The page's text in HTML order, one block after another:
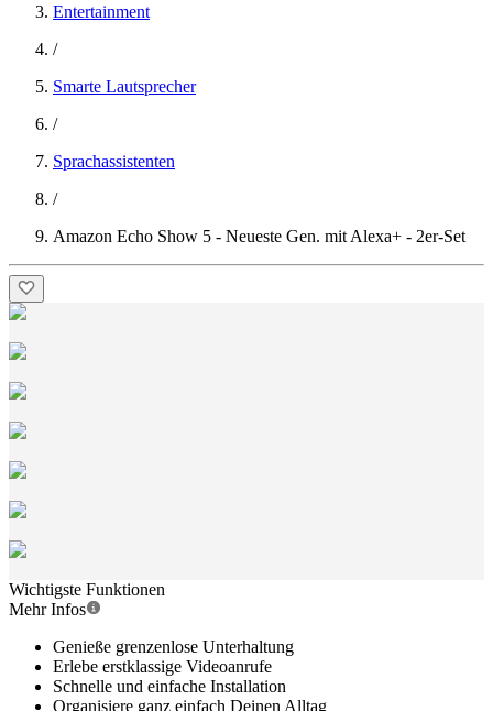
Entertainment
/
Smarte Lautsprecher
/
Sprachassistenten
/
Amazon Echo Show 5 - Neueste Gen. mit Alexa+ - 2er-Set
Wichtigste Funktionen
Mehr Infos
Genieße grenzenlose Unterhaltung
Erlebe erstklassige Videoanrufe
Schnelle und einfache Installation
Organisiere ganz einfach Deinen Alltag